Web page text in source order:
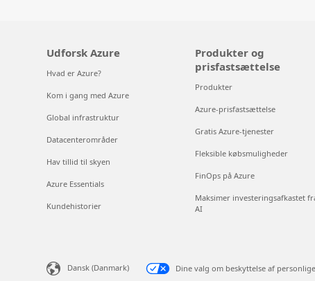
Udforsk Azure
Hvad er Azure?
Kom i gang med Azure
Global infrastruktur
Datacenterområder
Hav tillid til skyen
Azure Essentials
Kundehistorier
Produkter og
prisfastsættelse
Produkter
Azure-prisfastsættelse
Gratis Azure-tjenester
Fleksible købsmuligheder
FinOps på Azure
Maksimer investeringsafkastet
AI
Dansk (Danmark) Dine valg om beskyttelse af